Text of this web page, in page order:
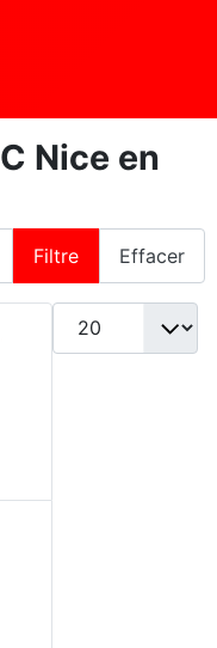
Nice en
Filtre Effacer
Afficher #